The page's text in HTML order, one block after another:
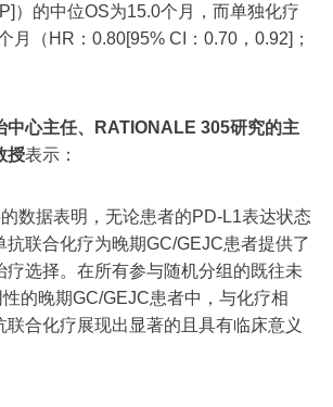
）的中位OS为15.0个月，而单独化疗
月（HR：0.80[95% CI：0.70，0.92]；
中心主任、RATIONALE 305研究的主
授表示：
数据表明，无论患者的PD-L1表达状态
抗联合化疗为晚期GC/GEJC患者提供了
疗选择。在所有参与随机分组的既往未
性的晚期GC/GEJC患者中，与化疗相
联合化疗展现出显著的且具有临床意义